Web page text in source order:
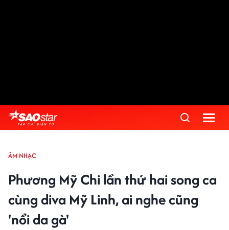
ÂM NHẠC
Phương Mỹ Chi lần thứ hai song ca
cùng diva Mỹ Linh, ai nghe cũng
'nổi da gà'